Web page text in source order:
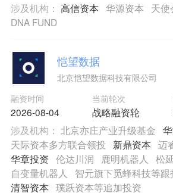
涉及机构： 高信资本 华源资本 天使
DNA FUND
恺望数据
北京恺望数据科技有限公司
融资时间
2026-08-04
当前轮次
战略融资轮
涉及机构： 北京亦庄产业升级基金
天际资本多方联合领投
新鼎资本 迈
华章投资 伦达川润 鹿明机器人
松
自变量机器人
智元旗下觅蜂科技等跟
清智资本 璞跃资本等追加投资